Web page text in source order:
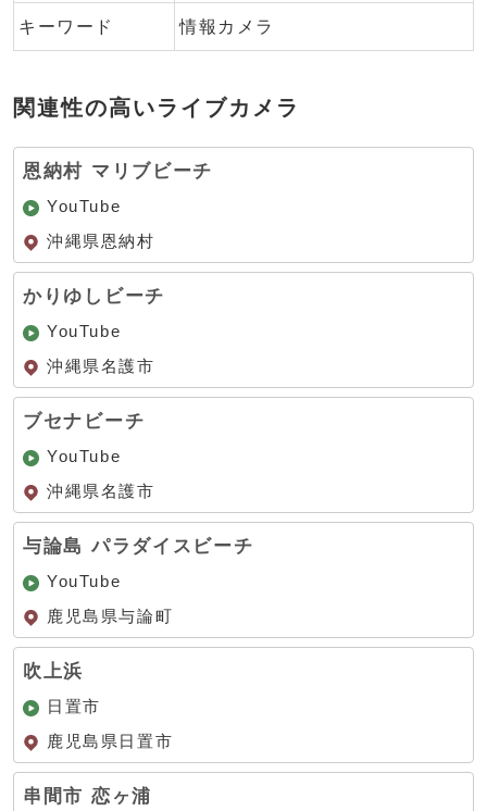
キーワード 情報カメラ
関連性の高いライブカメラ
恩納村 マリブビーチ
YouTube
沖縄県恩納村
かりゆしビーチ
YouTube
沖縄県名護市
ブセナビーチ
YouTube
沖縄県名護市
与論島 パラダイスビーチ
YouTube
鹿児島県与論町
吹上浜
日置市
鹿児島県日置市
串間市 恋ヶ浦